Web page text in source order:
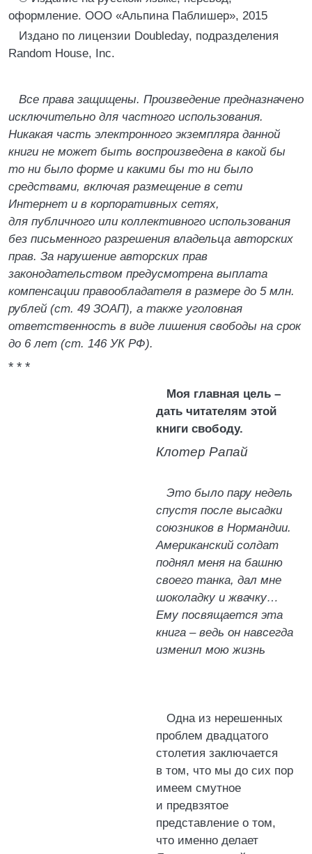
оформление. ООО «Альпина Паблишер», 2015
Издано по лицензии Doubleday, подразделения
Random House, Inc.
Все права защищены. Произведение предназначено
исключительно для частного использования.
Никакая часть электронного экземпляра данной
книги не может быть воспроизведена в какой бы
то ни было форме и какими бы то ни было
средствами, включая размещение в сети
Интернет и в корпоративных сетях,
для публичного или коллективного использования
без письменного разрешения владельца авторских
прав. За нарушение авторских прав
законодательством предусмотрена выплата
компенсации правообладателя в размере до 5 млн.
рублей (ст. 49 ЗОАП), а также уголовная
ответственность в виде лишения свободы на срок
до 6 лет (ст. 146 УК РФ).
* * *
Моя главная цель –
дать читателям этой
книги свободу.
Клотер Рапай
Это было пару недель
спустя после высадки
союзников в Нормандии.
Американский солдат
поднял меня на башню
своего танка, дал мне
шоколадку и жвачку…
Ему посвящается эта
книга – ведь он навсегда
изменил мою жизнь
Одна из нерешенных
проблем двадцатого
столетия заключается
в том, что мы до сих пор
имеем смутное
и предвзятое
представление о том,
что именно делает